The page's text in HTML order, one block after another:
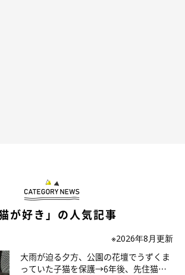
猫が好き」の人気記事
※2026年8月更新
大雨が迫る夕方、公園の花壇でうずくま
っていた子猫を保護→6年後、先住猫